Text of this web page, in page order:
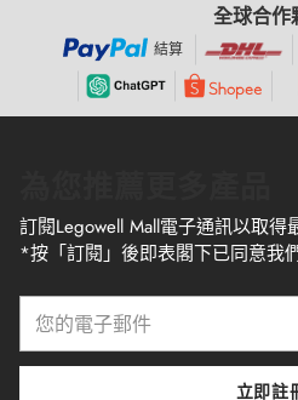
全球合作
結算
訂閱Legowell Mall電子通訊以取
*按「訂閱」後即表閣下已同意我
電
立即註